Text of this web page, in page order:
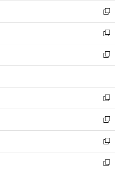
く
で
開
く
ド
ウ
で
開
く
ウ
ィ
ン
ド
ウ
で
開
し
い
ウ
ィ
ン
ド
ウ
開
く
新
し
い
ウ
ィ
ン
ウ
で
開
く
新
し
い
ウ
ン
ド
ウ
で
開
く
新
し
ウ
ィ
ン
ド
ウ
で
開
く
新
し
い
ウ
ィ
ン
ド
新
し
い
ウ
ィ
新
し
い
新